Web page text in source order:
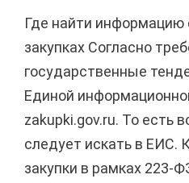
Где найти
закупках Согласно
государственные
Единой
zakupki.gov.ru. То есть
следует искать в ЕИС.
закупки в рамках 223-